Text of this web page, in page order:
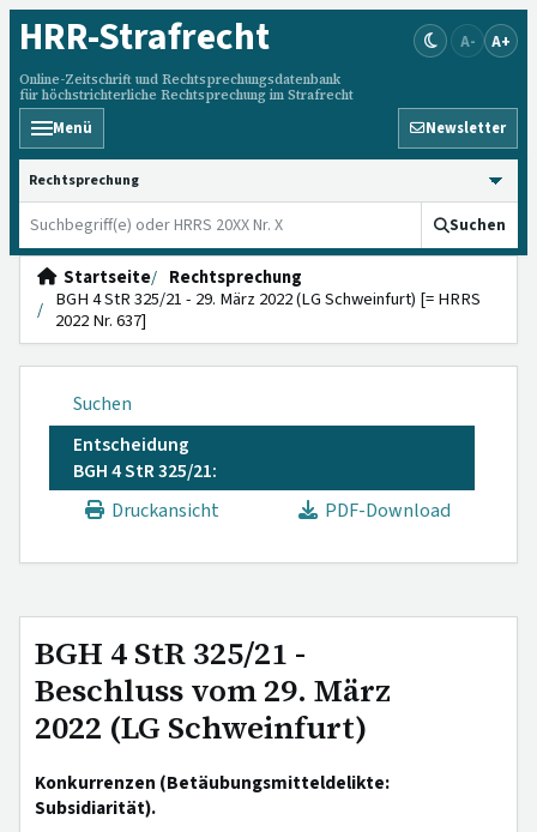
HRR-Strafrecht
Online-Zeitschrift und Rechtsprechungsdatenbank
für höchstrichterliche Rechtsprechung im Strafrecht
A- A+
Menü Newsletter
HRRS durchsuchen
Suchen
Startseite
Rechtsprechung
BGH 4 StR 325/21 - 29. März 2022 (LG Schweinfurt) [= HRRS
2022 Nr. 637]
Suchen
Entscheidung
BGH 4 StR 325/21:
Druckansicht
PDF-Download
BGH 4 StR 325/21 -
Beschluss vom 29. März
2022 (LG Schweinfurt)
Konkurrenzen (Betäubungsmitteldelikte:
Subsidiarität).